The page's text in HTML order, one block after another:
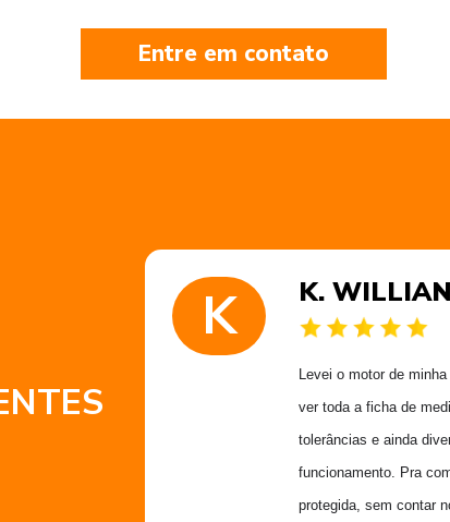
Entre em contato
K K.
Levei o motor de
ver toda a ficha de
tolerâncias e ainda
funcionamento. Pra
protegida, sem contar